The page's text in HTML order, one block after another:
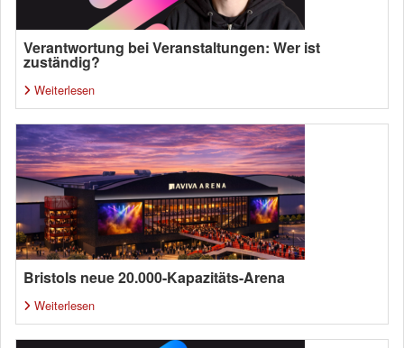
Verantwortung bei Veranstaltungen: Wer ist
zuständig?
Weiterlesen
Bristols neue 20.000-Kapazitäts-Arena
Weiterlesen